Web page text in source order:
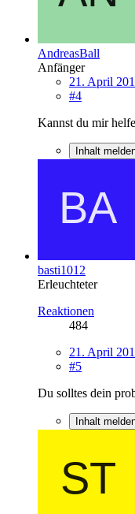
AndreasBall
Anfänger
21. April
#4
Kannst du mir
Inhalt
basti1012
Erleuchteter
Reaktionen
484
21. April
#5
Du solltes dein
Inhalt